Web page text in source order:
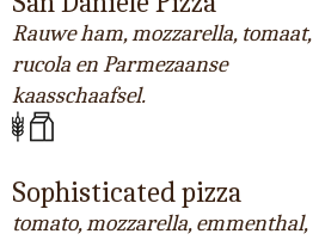
Rauwe ham, mozzarella, tomaat,
rucola en Parmezaanse
kaasschaafsel.
Sophisticated pizza
tomato, mozzarella, emmenthal,